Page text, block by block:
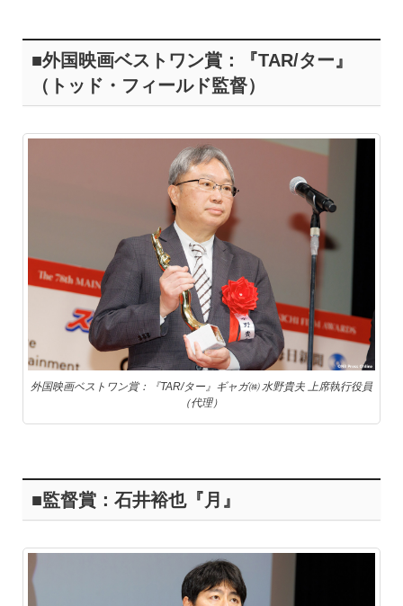
■外国映画ベストワン賞：『TAR/ター』
（トッド・フィールド監督）
外国映画ベストワン賞：『TAR/ター』ギャガ㈱ 水野貴夫 上席執行役員
（代理）
■監督賞：石井裕也『月』